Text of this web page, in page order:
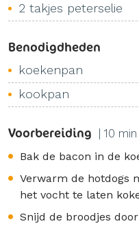
2 takjes peterselie
Benodigdheden
koekenpan
kookpan
Voorbereiding | 10 min
Bak de bacon in de
Verwarm de hotdogs
het vocht te laten
Snijd de broodjes